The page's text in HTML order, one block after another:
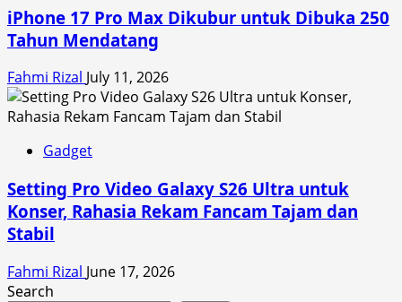
iPhone 17 Pro Max Dikubur untuk Dibuka 250
Tahun Mendatang
Fahmi Rizal July 11, 2026
Gadget
Setting Pro Video Galaxy S26 Ultra untuk
Konser, Rahasia Rekam Fancam Tajam dan
Stabil
Fahmi Rizal June 17, 2026
Search